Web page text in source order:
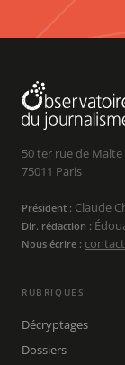
50 ter rue de Malte
75011 Paris
Président : Claude
Dir. rédaction :
Nous écrire :
RUBRIQUES
Décryptages
Dossiers